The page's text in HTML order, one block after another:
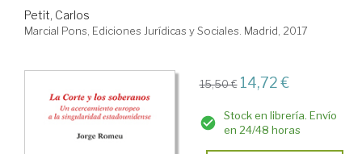
Petit, Carlos
Marcial Pons, Ediciones Jurídicas y Sociales. Madrid, 2017
15,50 € 14,72 €
Stock en librería. Envío
en 24/48 horas